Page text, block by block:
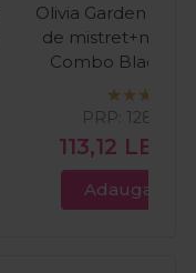
Olivia Garden
de mistret+nailon
Combo Black
113,12 LEI
PRP: 128,00
Adauga in